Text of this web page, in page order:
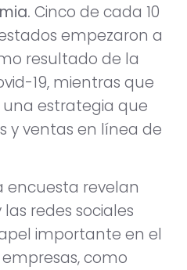
Cinco de cada 10
empezaron a
resultado de la
19, mientras que
una estrategia que
y ventas en línea de
encuesta revelan
redes sociales
importante en el
como